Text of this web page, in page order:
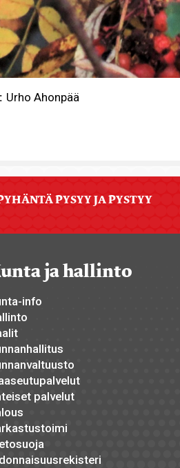
Urho Ahonpää
PYSYY JA PYSTYY
ja hallinto
info
palvelut